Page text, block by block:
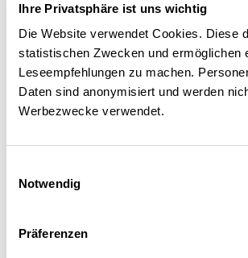
Ihre Privatsphäre ist uns wichtig
Die Website verwendet Cookies. Diese
statistischen Zwecken und ermöglichen
Leseempfehlungen zu machen.
Daten sind anonymisiert und werden
Werbezwecke verwendet.
Notwendig
Präferenzen
realistisch bleiben
muss noch einiges
werden, um die
Wettbewerbspolitik
verstärken. – Die
Marktöffnung
Bedenken bezüglich